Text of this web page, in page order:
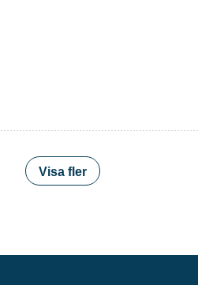
Visa fler